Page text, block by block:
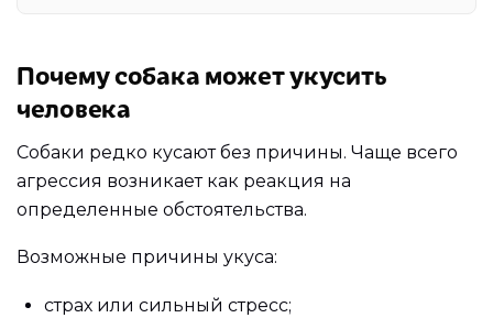
Почему собака может укусить
человека
Собаки редко кусают без причины. Чаще всего
агрессия возникает как реакция на
определенные обстоятельства.
Возможные причины укуса:
страх или сильный стресс;